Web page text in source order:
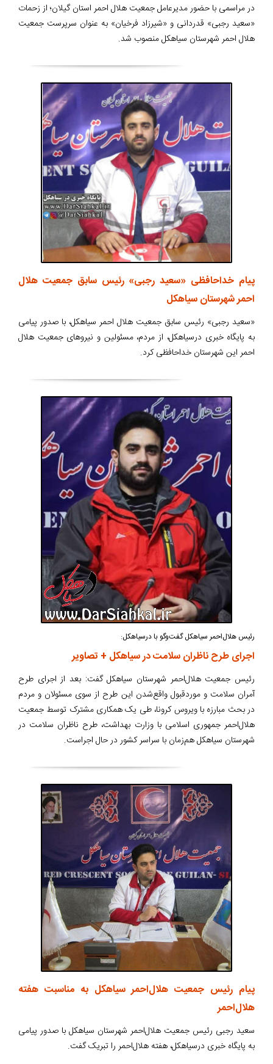
در مراسمی با حضور مدیرعامل جمعیت هلال احمر استان گیلان؛ از زحمات
«سعید رجبی» قدردانی و «شیرزاد فرخیان» به عنوان سرپرست جمعیت
هلال احمر شهرستان سیاهکل منصوب شد.
پیام خداحافظی «سعید رجبی» رئیس سابق جمعیت هلال
احمر شهرستان سیاهکل
«سعید رجبی» رئیس سابق جمعیت هلال احمر سیاهکل، با صدور پیامی
به پایگاه خبری درسیاهکل، از مردم، مسئولین و نیروهای جمعیت هلال
احمر این شهرستان خداحافظی کرد.
رئیس هلال‌احمر سیاهکل گفت‌وگو با درسیاهکل:
اجرای طرح ناظران سلامت در سیاهکل + تصاویر
رئیس جمعیت هلال‌احمر شهرستان سیاهکل گفت: بعد از اجرای طرح
آمران سلامت و موردقبول واقع‌شدن این طرح از سوی مسئولان و مردم
در بحث مبارزه با ویروس کرونا، طی یک همکاری مشترک توسط جمعیت
هلال‌احمر جمهوری اسلامی با وزارت بهداشت، طرح ناظران سلامت در
شهرستان سیاهکل هم‌زمان با سراسر کشور در حال اجراست.
پیام رئیس جمعیت هلال‌احمر سیاهکل به مناسبت هفته
هلال‌احمر
سعید رجبی رئیس جمعیت هلال‌احمر شهرستان سیاهکل با صدور پیامی
به پایگاه خبری درسیاهکل، هفته هلال‌احمر را تبریک گفت.